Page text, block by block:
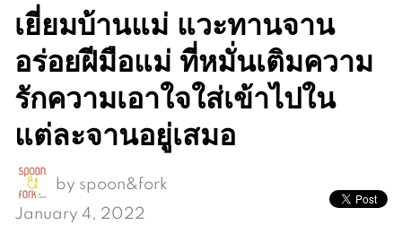
เยี่ยมบ้านแม่ แวะทานจาน
อร่อยฝีมือแม่ ที่หมั่นเติมความ
รักความเอาใจใส่เข้าไปใน
แต่ละจานอยู่เสมอ
by spoon&fork
January 4, 2022